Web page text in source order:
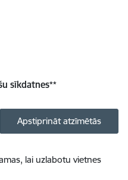
sīkdatnes**
Apstiprināt atzīmētās
lai uzlabotu vietnes